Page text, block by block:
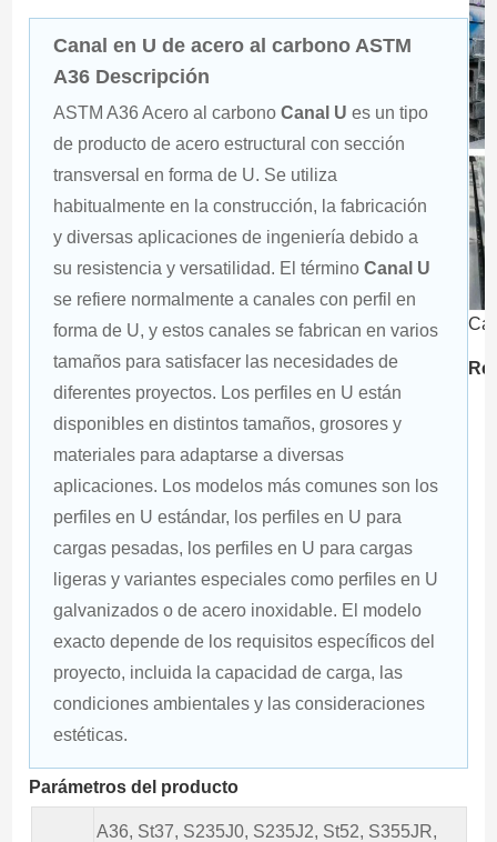
Canal en U de acero al carbono ASTM
A36 Descripción
ASTM A36 Acero al carbono Canal U es un tipo
de producto de acero estructural con sección
transversal en forma de U. Se utiliza
habitualmente en la construcción, la fabricación
y diversas aplicaciones de ingeniería debido a
su resistencia y versatilidad. El término Canal U
se refiere normalmente a canales con perfil en
forma de U, y estos canales se fabrican en varios
tamaños para satisfacer las necesidades de
diferentes proyectos. Los perfiles en U están
disponibles en distintos tamaños, grosores y
materiales para adaptarse a diversas
aplicaciones. Los modelos más comunes son los
perfiles en U estándar, los perfiles en U para
cargas pesadas, los perfiles en U para cargas
ligeras y variantes especiales como perfiles en U
galvanizados o de acero inoxidable. El modelo
exacto depende de los requisitos específicos del
proyecto, incluida la capacidad de carga, las
condiciones ambientales y las consideraciones
estéticas.
Parámetros del producto
A36, St37, S235J0, S235J2, St52, S355JR,